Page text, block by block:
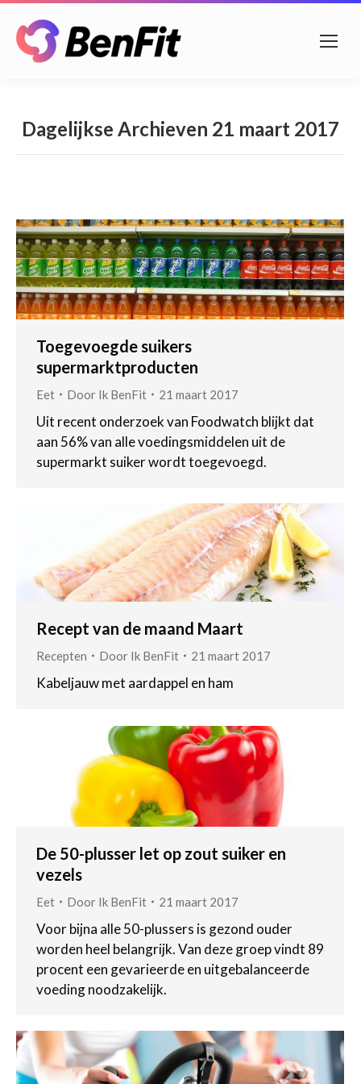
Dagelijkse Archieven 21 maart 2017
Toegevoegde suikers
supermarktproducten
Eet Door Ik BenFit 21 maart 2017
Uit recent onderzoek van Foodwatch blijkt dat
aan 56% van alle voedingsmiddelen uit de
supermarkt suiker wordt toegevoegd.
Recept van de maand Maart
Recepten Door Ik BenFit 21 maart 2017
Kabeljauw met aardappel en ham
De 50-plusser let op zout suiker en
vezels
Eet Door Ik BenFit 21 maart 2017
Voor bijna alle 50-plussers is gezond ouder
worden heel belangrijk. Van deze groep vindt 89
procent een gevarieerde en uitgebalanceerde
voeding noodzakelijk.